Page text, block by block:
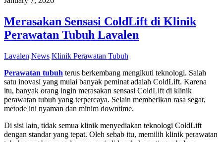
Merasakan Sensasi ColdLift di Klinik
Perawatan Tubuh Lavalen
Lavalen News Klinik Perawatan Tubuh
Perawatan tubuh terus berkembang mengikuti teknologi. Salah
satu inovasi yang mulai banyak peminat adalah ColdLift. Karena
itu, banyak orang ingin merasakan sensasi ColdLift di klinik
perawatan tubuh yang terpercaya. Selain memberikan rasa segar,
metode ini nyaman dan minim downtime.
Di sisi lain, tidak semua klinik menyediakan teknologi ColdLift
dengan standar yang tepat. Oleh sebab itu, memilih klinik perawatan